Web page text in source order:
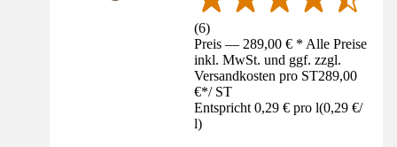
(6)
Preis — 289,00 € * Alle Preise
inkl. MwSt. und ggf. zzgl.
Versandkosten pro ST289,00
€*/ ST
Entspricht 0,29 € pro l(0,29 €/
l)